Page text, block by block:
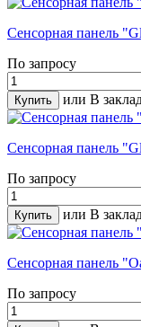
Сенсорная панель
По запросу
или В
Сенсорная панель
По запросу
или В
Сенсорная панель
По запросу